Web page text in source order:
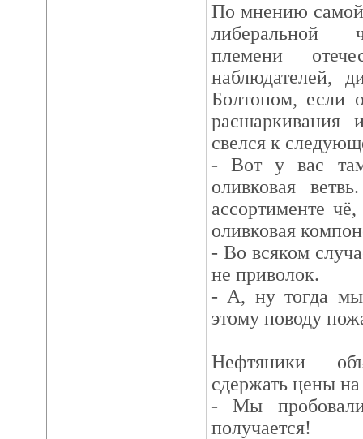
По мнению самой
либеральной
племени
наблюдателей,
Болтоном, если
расшаркивания
свелся к
- Вот у вас
оливковая
ассортименте
оливковая
- Во всяком
не приволок.
- А, ну тогда
этому поводу
Нефтяники
сдержать цены
- Мы
получается!